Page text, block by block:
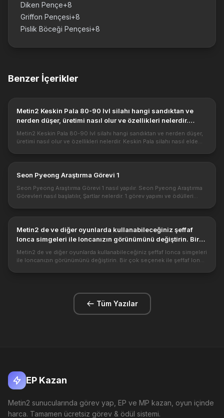
Diken Pençe+8
Griffon Pençesi+8
Pislik Böceği Pençesi+8
Benzer İçerikler
Metin2 Keskin Pala 80-90 lvl silahı hangi sandıktan ve
nerden düşer, üretimi nasıl olur ve özellikleri nelerdir.
Keskin ...
Metin2 Keskin Pala 80-90 lvl silahı hangi sandıktan ve nerden düşer,
üretimi nasıl olur ve özellikleri nelerdir. Keskin Pala silahı nasıl elde
Seon Pyeong Araştırma Görevi 1
Seon Pyeong Araştırma Görevi 1 nasıl yapılır. Seon Pyeong Araştırma
Görevleri nasıl başlatılır, Şartlar nelerdir. 1.görev yapımı ve ödülleri
Metin2 de ve diğer oyunlarda kullanabileceğiniz şeffaf
lonca simgeleri ile loncanızın görünümünü değiştirin. Bir
çok seçenek ile şeffaf lonca simgeleri umarım
beğenirsiniz.
Metin2 de ve diğer oyunlarda kullanabileceğiniz şeffaf lonca simgeleri
ile loncanızın görünümünü değiştirin. Bir çok seçenek ile şeffaf lonca
Tüm Yazılar
EP Kazan
Metin2 sunucularında görev yap, EP ve MP kazan, oyun içinde
harca. Tamamen ücretsiz görev & ödül sistemi.